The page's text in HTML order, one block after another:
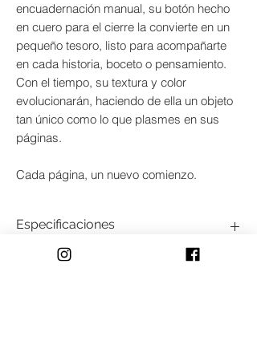
encuadernación manual, su botón hecho
en cuero para el cierre la convierte en un
pequeño tesoro, listo para acompañarte
en cada historia, boceto o pensamiento.
Con el tiempo, su textura y color
evolucionarán, haciendo de ella un objeto
tan único como lo que plasmes en sus
páginas.
Cada página, un nuevo comienzo.
Especificaciones
Descripción:
Libreta flexible en cuero,